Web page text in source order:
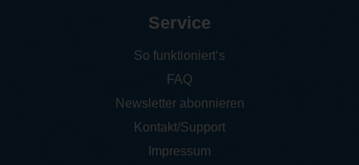
Service
So funktioniert‘s
FAQ
Newsletter abonnieren
Kontakt/Support
Impressum